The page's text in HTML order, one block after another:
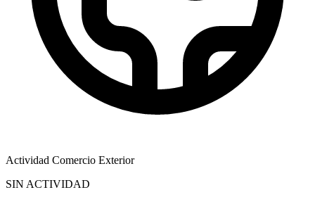
Actividad Comercio Exterior
SIN ACTIVIDAD